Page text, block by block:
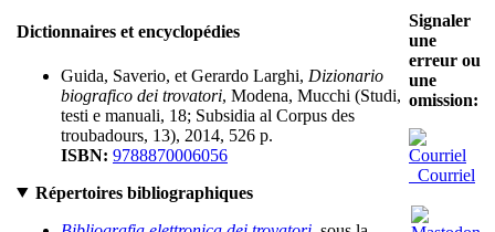
Dictionnaires et encyclopédies
Guida, Saverio, et Gerardo Larghi, Dizionario
biografico dei trovatori, Modena, Mucchi (Studi,
testi e manuali, 18; Subsidia al Corpus des
troubadours, 13), 2014, 526 p.
ISBN: 9788870006056
Répertoires bibliographiques
Signaler
une
erreur ou
une
omission:
Courriel